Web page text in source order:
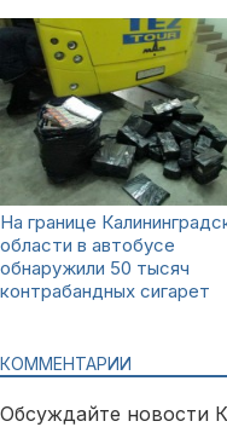
На границе
области в автобусе
обнаружили 50 тысяч
контрабандных сигарет
КОММЕНТАРИИ
Обсуждайте новости